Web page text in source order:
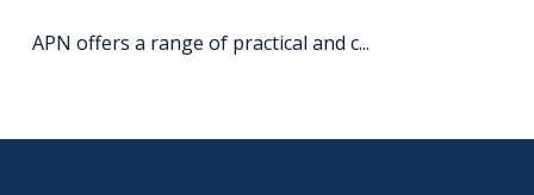
APN offers a range of practical and c...